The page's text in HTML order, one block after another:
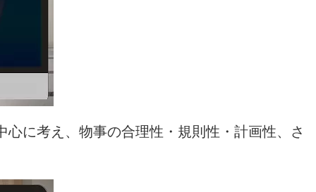
に考え、物事の合理性・規則性・計画性、さ